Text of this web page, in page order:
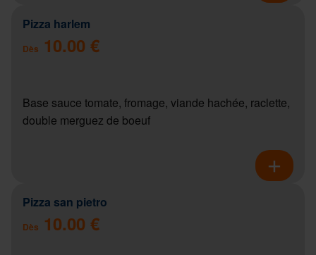
Pizza harlem
Dès 10.00 €
Base sauce tomate, fromage, viande hachée, raclette,
double merguez de boeuf
Pizza san pietro
Dès 10.00 €